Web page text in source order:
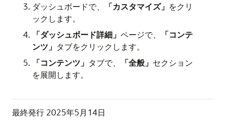
ダッシュボードで、
「カスタマイズ」 をクリ
ックします。
「ダッシュボード詳細」 ページで、
「コンテ
ンツ」 タブをクリックします。
「コンテンツ」 タブで、 「全般」 セクション
を展開します。
最終発行 2025年5月14日